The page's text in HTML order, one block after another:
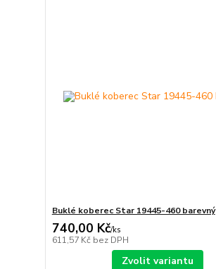
Buklé koberec Star 19445-460 barevný
740,00 Kč/ks
611,57 Kč bez DPH
Zvolit variantu